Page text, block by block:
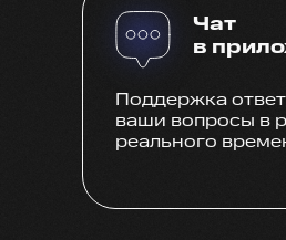
Поддержка
ваши вопросы в
реального
Чат
в